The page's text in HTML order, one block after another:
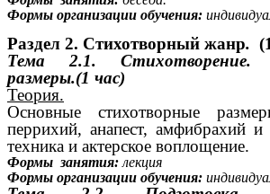
Формы организации обучения:
Раздел 2. Стихотворный жанр.
Тема 2.1. Стихотворение.
размеры.(1 час)
Теория.
Основные стихотворные
перрихий, анапест, амфибрахий
техника и актерское воплощение.
Формы занятия: лекция
Формы организации обучения: